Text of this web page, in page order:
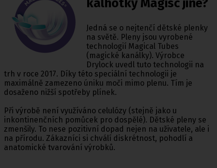
kalhotky Magisc jiné?
Jedná se o nejtenčí dětské plenky
na světě. Pleny jsou vyrobené
technologií Magical Tubes
(magické kanálky). Výrobce
Drylock uvedl tuto technologii na
trh v roce 2017. Díky této speciální technologii je
maximálně zamezeno úniku moči mimo plenu. Tím je
dosaženo nižší spotřeby plínek.
Při výrobě není využíváno celulózy (stejně jako u
inkontinenčních pomůcek pro dospělé). Dětské pleny se
zmenšily. To nese pozitivní dopad nejen na uživatele, ale i
na přírodu. Zákazníci si chválí diskrétnost, pohodlí a
anatomické tvarování výrobků.